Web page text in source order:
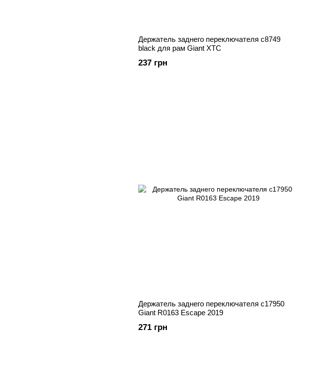
Держатель заднего переключателя c8749
black для рам Giant XTC
237 грн
Держатель заднего переключателя c17950
Giant R0163 Escape 2019
271 грн